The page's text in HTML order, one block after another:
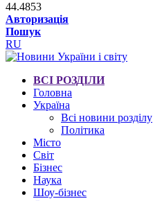
44.4853
Авторизація
Пошук
RU
ВСІ РОЗДІЛИ
Головна
Україна
Всі новини розділу
Політика
Місто
Світ
Бізнес
Наука
Шоу-бізнес